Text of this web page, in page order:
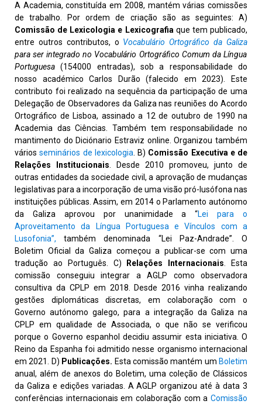
A Academia, constituída em 2008, mantém várias comissões
de trabalho. Por ordem de criação são as seguintes: A)
Comissão de Lexicologia e Lexicografia que tem publicado,
entre outros contributos, o Vocabulário Ortográfico da Galiza
para ser integrado no Vocabulário Ortográfico Comum da Língua
Portuguesa (154000 entradas), sob a responsabilidade do
nosso académico Carlos Durão (falecido em 2023). Este
contributo foi realizado na sequência da participação de uma
Delegação de Observadores da Galiza nas reuniões do Acordo
Ortográfico de Lisboa, assinado a 12 de outubro de 1990 na
Academia das Ciências. Também tem responsabilidade no
mantimento do Diciónario Estraviz online. Organizou também
váriosseminários de lexicologia . B) Comissão Executiva e de
Relações Institucionais . Desde 2010 promoveu, junto de
outras entidades da sociedade civil, a aprovação de mudanças
legislativas para a incorporação de uma visão pró-lusófona nas
instituições públicas. Assim, em 2014 o Parlamento autónomo
da Galiza aprovou por unanimidade a “Lei para o
Aproveitamento da Língua Portuguesa e Vínculos com a
Lusofonia”, também denominada “Lei Paz-Andrade”. O
Boletim Oficial da Galiza começou a publicar-se com uma
tradução ao Português. C)
Relações Internacionais . Esta
comissão conseguiu integrar a AGLP como observadora
consultiva da CPLP em 2018. Desde 2016 vinha realizando
gestões diplomáticas discretas, em colaboração com o
Governo autónomo galego, para a integração da Galiza na
CPLP em qualidade de Associada, o que não se verificou
porque o Governo espanhol decidiu assumir esta iniciativa. O
Reino da Espanha foi admitido nesse organismo internacional
em 2021. D) Publicações. Esta comissão mantém um Boletim
anual, além de anexos do Boletim, uma coleção de Clássicos
da Galiza e edições variadas. A AGLP organizou até à data 3
conferências internacionais em colaboração com a Comissão